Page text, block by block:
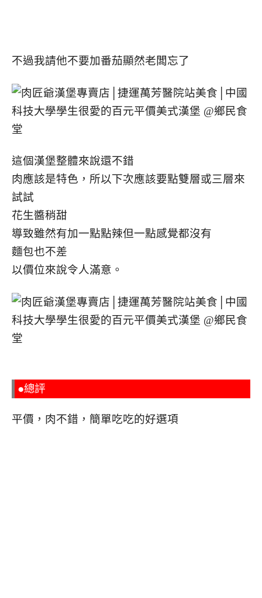
不過我請他不要加番茄顯然老闆忘了
這個漢堡整體來說還不錯
肉應該是特色，所以下次應該要點雙層或三層來
試試
花生醬稍甜
導致雖然有加一點點辣但一點感覺都沒有
麵包也不差
以價位來說令人滿意。
●總評
平價，肉不錯，簡單吃吃的好選項